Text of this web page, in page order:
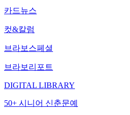
카드뉴스
컷&칼럼
브라보스페셜
브라보리포트
DIGITAL LIBRARY
50+ 시니어 신춘문예